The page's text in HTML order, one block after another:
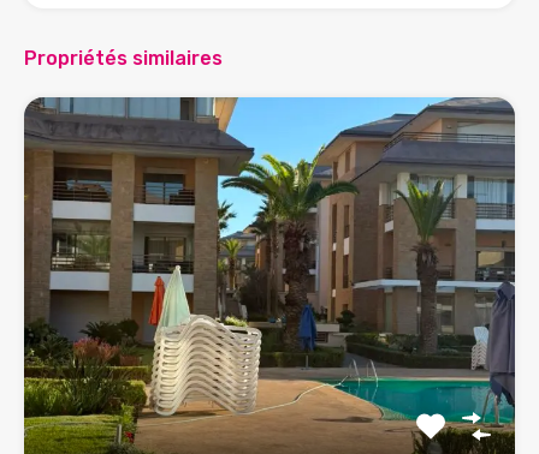
Propriétés similaires